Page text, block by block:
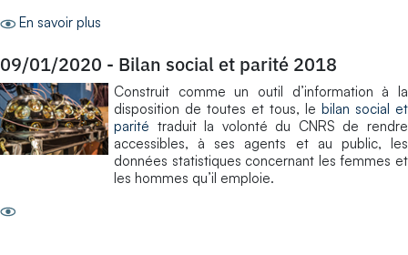
En savoir plus
09/01/2020 - Bilan social et parité 2018
Construit comme un outil d’information à la
disposition de toutes et tous, le bilan social et
parité traduit la volonté du CNRS de rendre
accessibles, à ses agents et au public, les
données statistiques concernant les femmes et
les hommes qu’il emploie.